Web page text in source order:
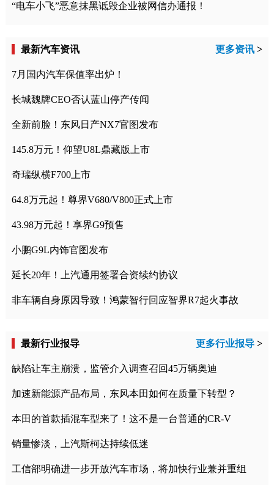
“电车小飞”恶意抹黑诋毁企业被网信办通报！
最新汽车资讯 更多资讯 >
7月国内汽车保值率出炉！
长城魏牌CEO否认蓝山停产传闻
全新前脸！东风日产NX7官图发布
145.8万元！仰望U8L鼎藏版上市
奇瑞纵横F700上市
64.8万元起！尊界V680/V800正式上市
43.98万元起！享界G9预售
小鹏G9L内饰官图发布
延长20年！上汽通用签署合资续约协议
非车辆自身原因导致！鸿蒙智行回应智界R7起火事故
最新行业报导 更多行业报导 >
缺陷让车主崩溃，监管介入调查召回45万辆奥迪
加速新能源产品布局，东风本田如何在质量下转型？
本田的首款插混车型来了！这不是一台普通的CR-V
销量惨淡，上汽斯柯达持续低迷
工信部明确进一步开放汽车市场，将加快行业兼并重组